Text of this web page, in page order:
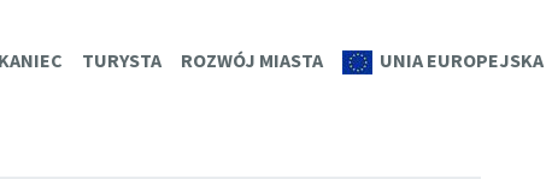
TURYSTA ROZWÓJ MIASTA UNIA EUROPEJSKA